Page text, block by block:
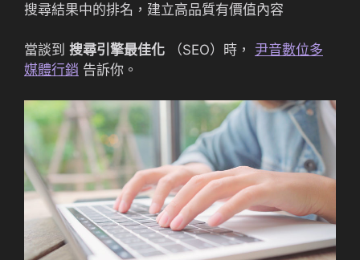
搜尋結果中的排名，建立高品質有價值內容
當談到 搜尋引擎最佳化 （SEO）時， 尹音數位多
媒體行銷 告訴你。